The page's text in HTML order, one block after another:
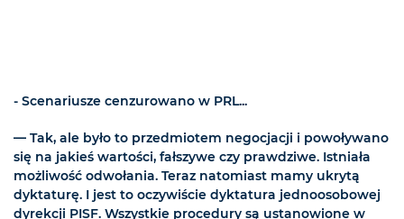
- Scenariusze cenzurowano w PRL...
— Tak, ale było to przedmiotem negocjacji i powoływano
się na jakieś wartości, fałszywe czy prawdziwe. Istniała
możliwość odwołania. Teraz natomiast mamy ukrytą
dyktaturę. I jest to oczywiście dyktatura jednoosobowej
dyrekcji PISF. Wszystkie procedury są ustanowione w